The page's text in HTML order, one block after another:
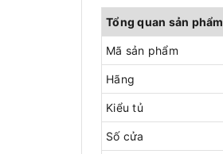
Tổng quan sản phẩm
Mã sản phẩm
Hãng
Kiểu tủ
Số cửa